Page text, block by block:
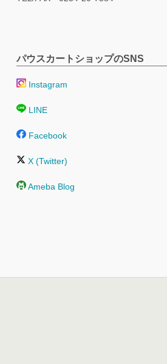
パウスカートショップのSNS
Instagram
LINE
Facebook
X (Twitter)
Ameba Blog